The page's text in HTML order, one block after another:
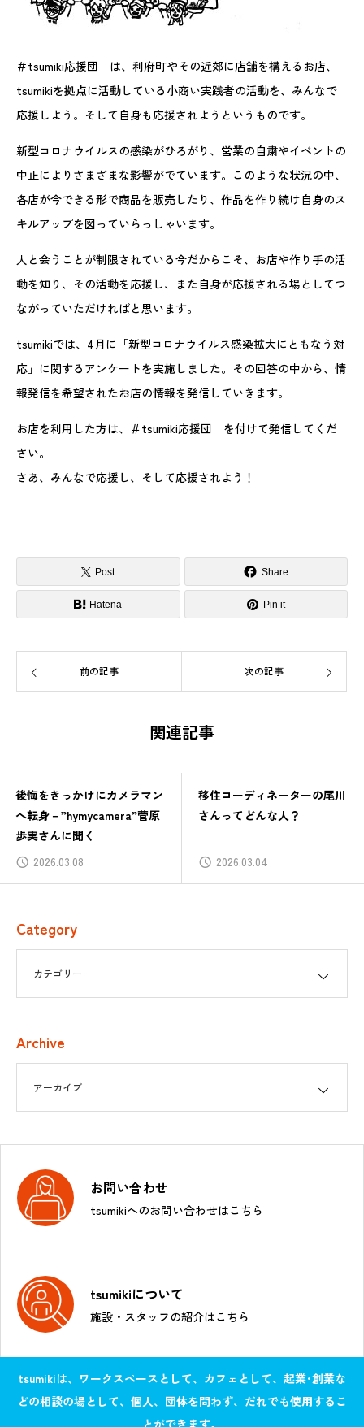
＃tsumiki応援団 は、利府町やその近郊に店舗を構えるお店、
tsumikiを拠点に活動している小商い実践者の活動を、みんなで
応援しよう。そして自身も応援されようというものです。
新型コロナウイルスの感染がひろがり、営業の自粛やイベントの
中止によりさまざまな影響がでています。このような状況の中、
各店が今できる形で商品を販売したり、作品を作り続け自身のス
キルアップを図っていらっしゃいます。
人と会うことが制限されている今だからこそ、お店や作り手の活
動を知り、その活動を応援し、また自身が応援される場としてつ
ながっていただければと思います。
tsumikiでは、4月に「新型コロナウイルス感染拡大にともなう対
応」に関するアンケートを実施しました。その回答の中から、情
報発信を希望されたお店の情報を発信していきます。
お店を利用した方は、＃tsumiki応援団 を付けて発信してくだ
さい。
さあ、みんなで応援し、そして応援されよう！
Post Share
Hatena Pin it
前の記事 次の記事
関連記事
後悔をきっかけにカメラマン
へ転身－”hymycamera”菅原
歩実さんに聞く
2026.03.08
移住コーディネーターの尾川
さんってどんな人？
2026.03.04
Category
Archive
お問い合わせ
tsumikiへのお問い合わせはこちら
tsumikiについて
施設・スタッフの紹介はこちら
tsumikiは、ワークスペースとして、カフェとして、起業･創業な
どの相談の場として、個人、団体を問わず、だれでも使用するこ
とができます。